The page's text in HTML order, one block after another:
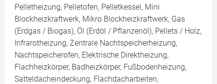
Pelletheizung, Pelletofen, Pelletkessel, Mini
Blockheizkraftwerk, Mikro Blockheizkraftwerk, Gas
(Erdgas / Biogas), Öl (Erdöl / Pflanzenöl), Pellets / Holz,
Infrarotheizung, Zentrale Nachtspeicherheizung,
Nachtspeicherofen, Elektrische Direktheizung,
Flachheizkörper, Badheizkörper, Fußbodenheizung,
Satteldacheindeckung, Flachdacharbeiten,